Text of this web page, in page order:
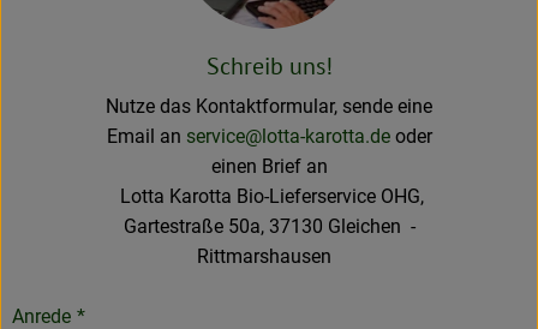
Schreib uns!
Nutze das Kontaktformular, sende eine
Email an service@lotta-karotta.deoder
einen Brief an
Lotta Karotta Bio-Lieferservice OHG,
Gartestraße 50a, 37130 Gleichen -
Rittmarshausen
Anrede *